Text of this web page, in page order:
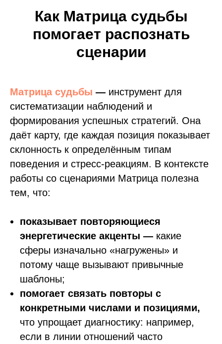
Как Матрица судьбы
помогает распознать
сценарии
Матрица судьбы — инструмент для
систематизации наблюдений и
формирования успешных стратегий. Она
даёт карту, где каждая позиция показывает
склонность к определённым типам
поведения и стресс-реакциям. В контексте
работы со сценариями Матрица полезна
тем, что:
показывает повторяющиеся
энергетические акценты — какие
сферы изначально «нагружены» и
потому чаще вызывают привычные
шаблоны;
помогает связать повторы с
конкретными числами и позициями,
что упрощает диагностику: например,
если в линии отношений часто